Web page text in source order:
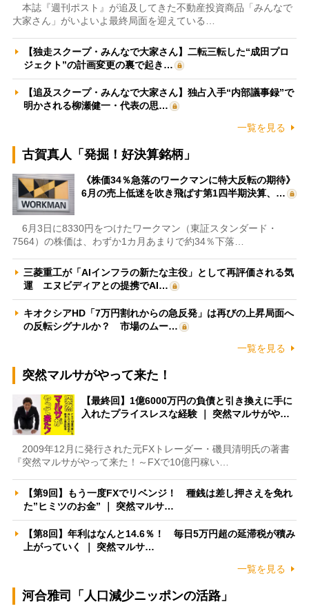
本誌『週刊ポスト』が追及してきた不動産投資商品「みんなで
大家さん」がいよいよ最終局面を迎えている…
【独走スクープ・みんなで大家さん】二転三転した“成田プロ
ジェクト”の計画変更の裏で起き…
【追及スクープ・みんなで大家さん】独占入手“内部議事録”で
明かされる柳瀬健一・代表の思…
一覧を見る
古賀真人「発掘！好決算銘柄」
《株価34％急落のワークマンに特大反転の期待》
6月の売上低迷を吹き飛ばす第1四半期決算、…
6月3日に8330円をつけたワークマン（東証スタンダード・
7564）の株価は、わずか1カ月あまりで約34％下落…
三菱重工が「AIインフラの新たな主役」として再評価される気
運 エヌビディアとの提携でAI…
キオクシアHD「7万円割れからの急反発」は再びの上昇局面へ
の反転シグナルか？ 市場のムー…
一覧を見る
突然マルサがやって来た！
【最終回】1億6000万円の負債と引き換えに手に
入れたプライスレスな経験 ｜ 突然マルサがや…
2009年12月に発行された元FXトレーダー・磯貝清明氏の著書
『突然マルサがやって来た！～FXで10億円稼い…
【第9回】もう一度FXでリベンジ！ 種銭は差し押さえを免れ
た”ヒミツのお金” ｜ 突然マルサ…
【第8回】年利はなんと14.6％！ 毎日5万円超の延滞税が積み
上がっていく ｜ 突然マルサ…
一覧を見る
河合雅司「人口減少ニッポンの活路」